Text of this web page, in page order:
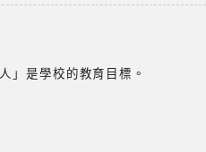
」是學校的教育目標。